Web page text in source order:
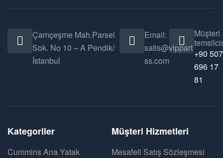
Çamçeşme Mah.Parsel
Sok. No 10 – A Pendik/
İstanbul
Email:
satis@vippart
ss.com
Müşteri
+90 507
696 17
81
Kategoriler
Cummins Ana Yatak
Müşteri Hizmetleri
Mesafeli Satış Sözleşmesi